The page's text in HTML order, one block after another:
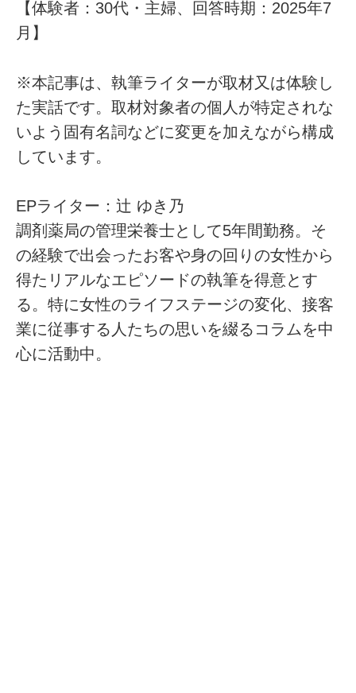
【体験者：30代・主婦、回答時期：2025年7
月】
※本記事は、執筆ライターが取材又は体験し
た実話です。取材対象者の個人が特定されな
いよう固有名詞などに変更を加えながら構成
しています。
EPライター：辻 ゆき乃
調剤薬局の管理栄養士として5年間勤務。そ
の経験で出会ったお客や身の回りの女性から
得たリアルなエピソードの執筆を得意とす
る。特に女性のライフステージの変化、接客
業に従事する人たちの思いを綴るコラムを中
心に活動中。